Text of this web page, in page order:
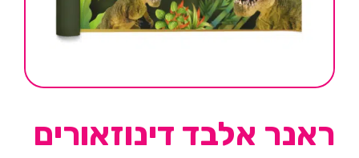
ראנר אלבד דינוזאורים